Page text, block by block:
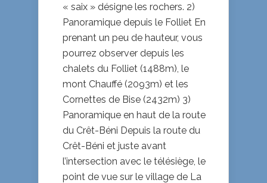
« saix » désigne les rochers. 2)
Panoramique depuis le Folliet En
prenant un peu de hauteur, vous
pourrez observer depuis les
chalets du Folliet (1488m), le
mont Chauffé (2093m) et les
Cornettes de Bise (2432m) 3)
Panoramique en haut de la route
du Crêt-Béni Depuis la route du
Crêt-Béni et juste avant
l’intersection avec le télésiège, le
point de vue sur le village de La